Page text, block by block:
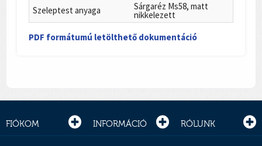
Szeleptest anyaga Sárgaréz Ms58, matt
nikkelezett
PDF formátumú letölthető dokumentáció
FIÓKOM INFORMÁCIÓ RÓLUNK